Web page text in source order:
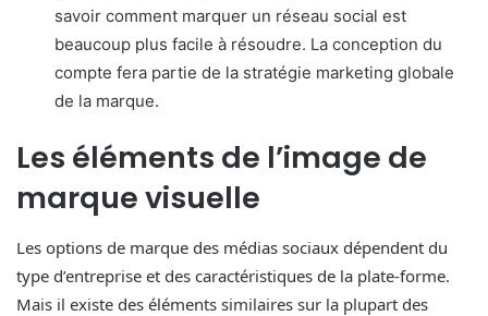
savoir comment marquer un réseau social est
beaucoup plus facile à résoudre. La conception du
compte fera partie de la stratégie marketing globale
de la marque.
Les éléments de l’image de
marque visuelle
Les options de marque des médias sociaux dépendent du
type d’entreprise et des caractéristiques de la plate-forme.
Mais il existe des éléments similaires sur la plupart des